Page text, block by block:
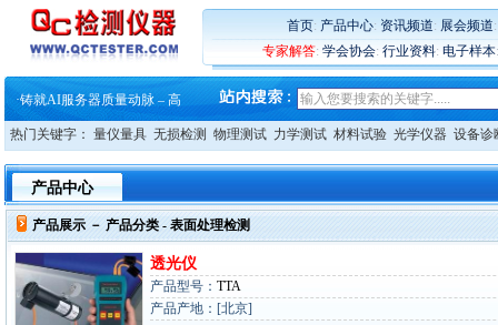
首页: 产品中心: 资讯频道: 展会频道
专家解答: 学会协会: 行业资料: 电子样本
蔡司软件 | 高效变形分析能
·铸就AI服务器质量动脉 – 高
·铸就AI服务器质量动脉 – 高
·ZEISS BOSELLO ADR 让内部缺
·蔡司和亿纬锂能达成战略合作
蔡司软件 | 高效变形分析能
·铸就AI服务器质量动脉 – 高
·铸就AI服务器质量动脉 – 高
·ZEISS BOSELLO ADR 让内部缺
·蔡司和亿纬锂能达成战略合作
大牌云集 买家升级 ——26
热门关键字： 量仪量具 无损检测 物理测试 力学测试 材料试验 光学仪器 设备诊
产品中心
产品展示 － 产品分类- 表面处理检测
透光仪
产品型号： TTA
产品产地：[北京]